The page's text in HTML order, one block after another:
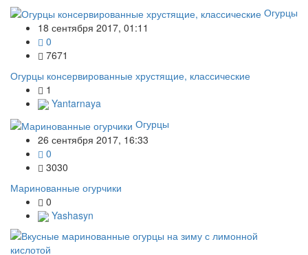
Огурцы
18 сентября 2017, 01:11
0
7671
Огурцы консервированные хрустящие, классические
1
Yantarnaya
Огурцы
26 сентября 2017, 16:33
0
3030
Маринованные огурчики
0
Yashasyn